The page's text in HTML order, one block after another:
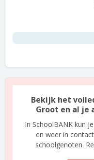
Bekijk het
Groot en al je
In SchoolBANK kun je
en weer in
schoolgenoten.